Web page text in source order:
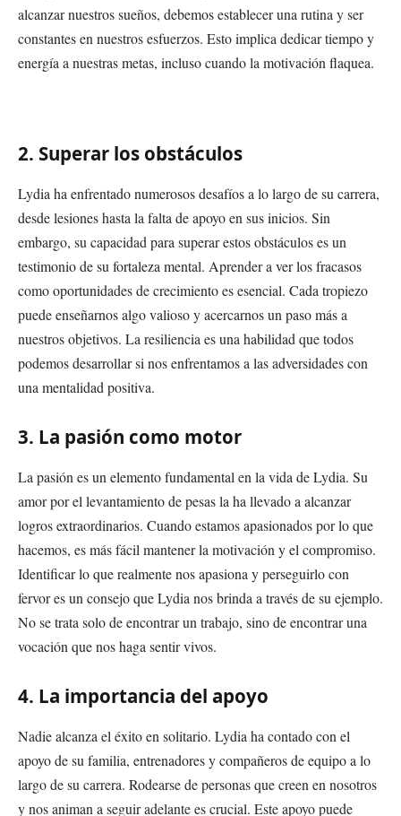
alcanzar nuestros sueños, debemos establecer una rutina y ser
constantes en nuestros esfuerzos. Esto implica dedicar tiempo y
energía a nuestras metas, incluso cuando la motivación flaquea.
2. Superar los obstáculos
Lydia ha enfrentado numerosos desafíos a lo largo de su carrera,
desde lesiones hasta la falta de apoyo en sus inicios. Sin
embargo, su capacidad para superar estos obstáculos es un
testimonio de su fortaleza mental. Aprender a ver los fracasos
como oportunidades de crecimiento es esencial. Cada tropiezo
puede enseñarnos algo valioso y acercarnos un paso más a
nuestros objetivos. La resiliencia es una habilidad que todos
podemos desarrollar si nos enfrentamos a las adversidades con
una mentalidad positiva.
3. La pasión como motor
La pasión es un elemento fundamental en la vida de Lydia. Su
amor por el levantamiento de pesas la ha llevado a alcanzar
logros extraordinarios. Cuando estamos apasionados por lo que
hacemos, es más fácil mantener la motivación y el compromiso.
Identificar lo que realmente nos apasiona y perseguirlo con
fervor es un consejo que Lydia nos brinda a través de su ejemplo.
No se trata solo de encontrar un trabajo, sino de encontrar una
vocación que nos haga sentir vivos.
4. La importancia del apoyo
Nadie alcanza el éxito en solitario. Lydia ha contado con el
apoyo de su familia, entrenadores y compañeros de equipo a lo
largo de su carrera. Rodearse de personas que creen en nosotros
y nos animan a seguir adelante es crucial. Este apoyo puede